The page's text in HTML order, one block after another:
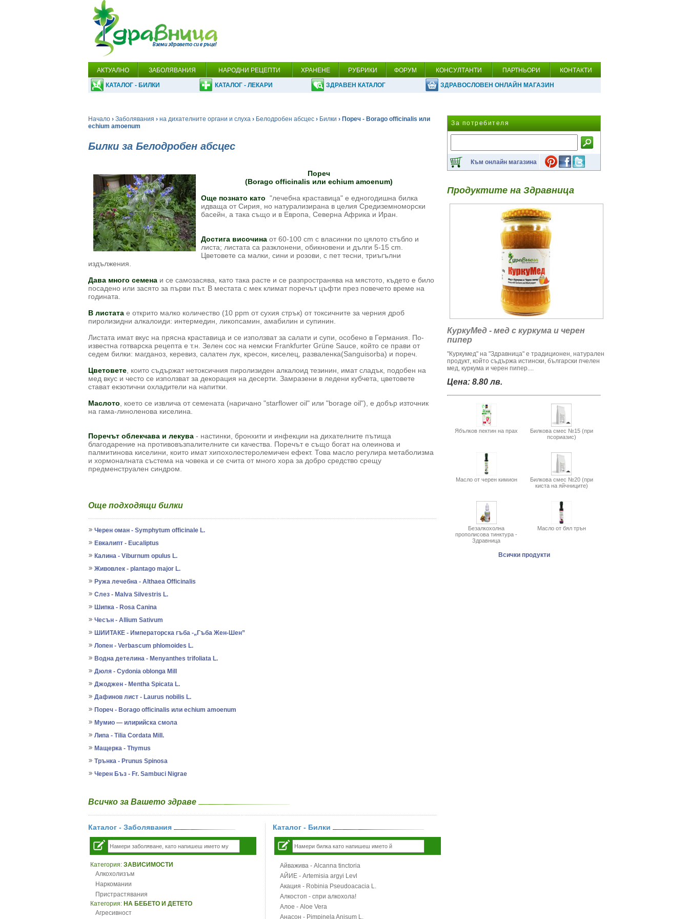
АКТУАЛНО ЗАБОЛЯВАНИЯ НАРОДНИ РЕЦЕПТИ ХРАНЕНЕ РУБРИКИ ФОРУМ КОНСУЛТАНТИ ПАРТНЬОРИ КОНТАКТИ
КАТАЛОГ - БИЛКИ КАТАЛОГ - ЛЕКАРИ ЗДРАВЕН КАТАЛОГ ЗДРАВОСЛОВЕН ОНЛАЙН МАГАЗИН
Начало › Заболявания › на дихателните органи и слуха › Белодробен абсцес › Билки › Пореч - Borago officinalis или
echium amoenum
Билки за Белодробен абсцес
Пореч
(Borago officinalis или echium amoenum)
Още познато като "лечебна краставица" е едногодишна билка
идваща от Сирия, но натурализирана в целия Средиземноморски
басейн, а така също и в Европа, Северна Африка и Иран.
Достига височина от 60-100 cm с власинки по цялото стъбло и
листа; листата са разклонени, обикновени и дълги 5-15 cm.
Цветовете са малки, сини и розови, с пет тесни, триъгълни
издължения.
Дава много семена и се самозасява, като така расте и се разпространява на мястото, където е било
посадено или засято за първи път. В местата с мек климат поречът цъфти през повечето време на
годината.
В листата е открито малко количество (10 ppm от сухия стрък) от токсичните за черния дроб
пиролизидни алкалоиди: интермедин, ликопсамин, амабилин и супинин.
Листата имат вкус на прясна краставица и се използват за салати и супи, особено в Германия. По-
известна готварска рецепта е т.н. Зелен сос на немски Frankfurter Grüne Sauce, който се прави от
седем билки: магданоз, керевиз, салатен лук, кресон, киселец, разваленка(Sanguisorba) и пореч.
Цветовете , които съдържат нетоксичния пиролизиден алкалоид тезинин, имат сладък, подобен на
мед вкус и често се използват за декорация на десерти. Замразени в ледени кубчета, цветовете
стават екзотични охладители на напитки.
Маслото , което се извлича от семената (наричано "starflower oil" или "borage oil"), е добър източник
на гама-линоленова киселина.
Поречът облекчава и лекува - настинки, бронхити и инфекции на дихателните пътища
благодарение на противовъзпалителните си качества. Поречът е също богат на олеинова и
палмитинова киселини, които имат хипохолестеролемичен ефект. Това масло регулира метаболизма
и хормоналната състема на човека и се счита от много хора за добро средство срещу
предменструален синдром.
Още подходящи билки
Черен оман - Symphytum officinale L.
Евкалипт - Eucaliptus
Калина - Viburnum opulus L.
Живовлек - plantago major L.
Ружа лечебна - Althaea Officinalis
Слез - Malva Silvestris L.
Шипка - Rosa Canina
Чесън - Allium Sativum
ШИИТАКЕ - Императорска гъба -„Гъба Жен-Шен”
Лопен - Verbascum phlomoides L.
Водна детелина - Menyanthes trifoliata L.
Дюля - Cydonia oblonga Mill
Джоджен - Mentha Spicata L.
Дафинов лист - Laurus nobilis L.
Пореч - Borago officinalis или echium amoenum
Мумио — илирийска смола
Липа - Tilia Cordata Mill.
Мащерка - Thymus
Трънка - Prunus Spinosa
Черен Бъз - Fr. Sambuci Nigrae
Всичко за Вашето здраве
Каталог - Заболявания
Категория: ЗАВИСИМОСТИ
Алкохолизъм
Наркомании
Пристрастявания
Категория: НА БЕБЕТО И ДЕТЕТО
Агресивност
Каталог - Билки
Айважива - Alcanna tinctoria
АЙИЕ - Artemisia argyi Levl
Акация - Robinia Pseudoacacia L.
Алкостоп - спри алкохола!
Алое - Aloe Vera
Анасон - Pimpinela Anisum L.
За потребителя
Към онлайн магазина
Продуктите на Здравница
КуркуМед - мед с куркума и черен
пипер
"Куркумед" на "Здравница" е традиционен, натурален
продукт, който съдържа истински, български пчелен
мед, куркума и черен пипер....
Цена: 8.80 лв.
Ябълков пектин на прах
Билкова смес №15 (при
псориазис)
Масло от черен кимион
Билкова смес №20 (при
киста на яйчниците)
Безалкохолна
прополисова тинктура -
Здравница
Масло от бял трън
Всички продукти